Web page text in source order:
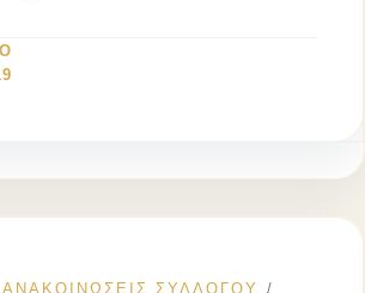
ΑΝΑΚΟΙΝΩΣΕΙΣ ΣΥΛΛΟΓΟΥ